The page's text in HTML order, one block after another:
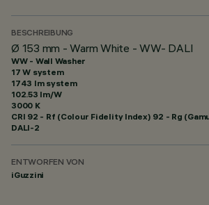
BESCHREIBUNG
Ø 153 mm - Warm White - WW- DALI
WW - Wall Washer
17 W system
1743 lm system
102.53 lm/W
3000 K
CRI 92 - Rf (Colour Fidelity Index) 92 - Rg
DALI-2
ENTWORFEN VON
iGuzzini